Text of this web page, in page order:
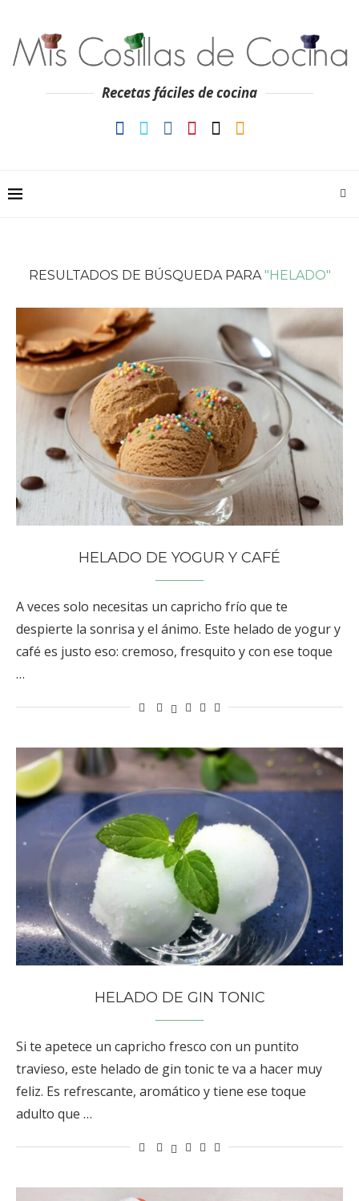
Recetas fáciles de cocina
RESULTADOS DE BÚSQUEDA PARA "HELADO"
HELADO DE YOGUR Y CAFÉ
A veces solo necesitas un capricho frío que te
despierte la sonrisa y el ánimo. Este helado de yogur y
café es justo eso: cremoso, fresquito y con ese toque
…
HELADO DE GIN TONIC
Si te apetece un capricho fresco con un puntito
travieso, este helado de gin tonic te va a hacer muy
feliz. Es refrescante, aromático y tiene ese toque
adulto que …